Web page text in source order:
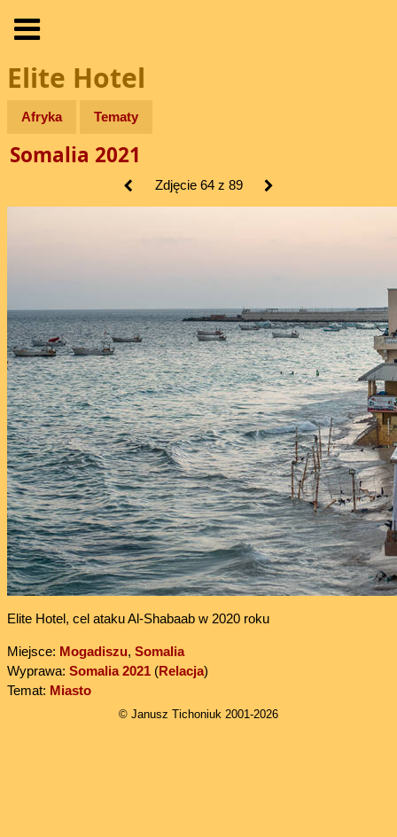
Elite Hotel
Afryka Tematy
Somalia 2021
Zdjęcie 64 z 89
Elite Hotel, cel ataku Al-Shabaab w 2020 roku
Miejsce: Mogadiszu, Somalia
Wyprawa: Somalia 2021(Relacja)
Temat: Miasto
© Janusz Tichoniuk 2001-2026